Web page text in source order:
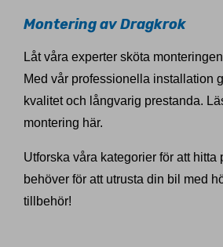
Montering av Dragkrok
Låt våra experter sköta
Med vår professionella installation
kvalitet och långvarig prestanda.
montering här.
Utforska våra kategorier för att hitta
behöver för att utrusta din bil med
tillbehör!